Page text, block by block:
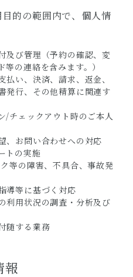
的の範囲内で、個人情
及び管理（予約の確認、変
の連絡を含みます。）
い、決済、請求、返金、
発行、その他精算に関連す
/チェックアウト時のご本人
、お問い合わせへの対応
トの実施
等の障害、不具合、事故発
導等に基づく対応
利用状況の調査・分析及び
随する業務
報